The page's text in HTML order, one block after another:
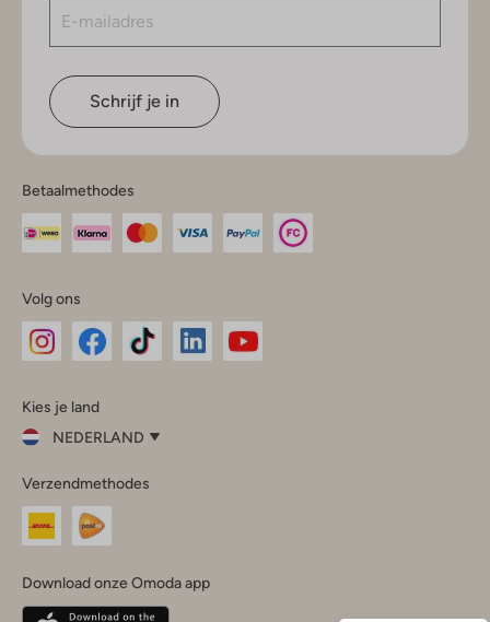
Schrijf je in
Betaalmethodes
Volg ons
InstagramFacebook
Kies je land
NEDERLAND
je
land
Nederland
Belgique(Français)
Verzendmethodes
Download onze Omoda app